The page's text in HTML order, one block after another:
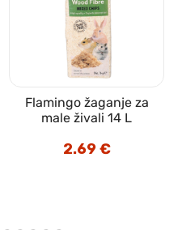
Flamingo žaganje za
male živali 14 L
2.69€